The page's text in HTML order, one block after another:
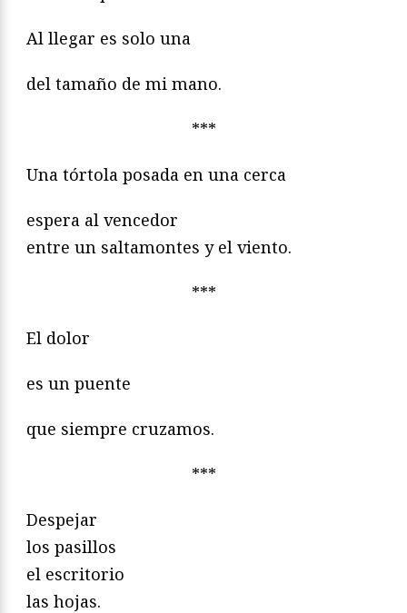
Al llegar es solo una
del tamaño de mi mano.
***
Una tórtola posada en una cerca
espera al vencedor
entre un saltamontes y el viento.
***
El dolor
es un puente
que siempre cruzamos.
***
Despejar
los pasillos
el escritorio
las hojas.